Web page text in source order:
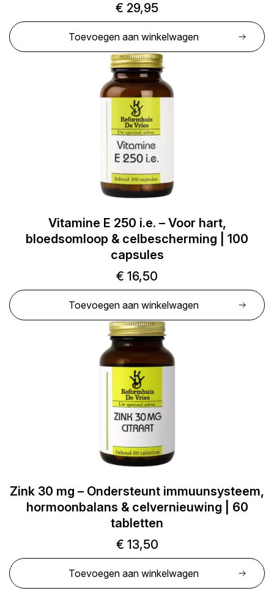
€ 29,95
Toevoegen aan winkelwagen
Vitamine E 250 i.e. – Voor hart,
bloedsomloop & celbescherming | 100
capsules
€ 16,50
Toevoegen aan winkelwagen
Zink 30 mg – Ondersteunt immuunsysteem,
hormoonbalans & celvernieuwing | 60
tabletten
€ 13,50
Toevoegen aan winkelwagen